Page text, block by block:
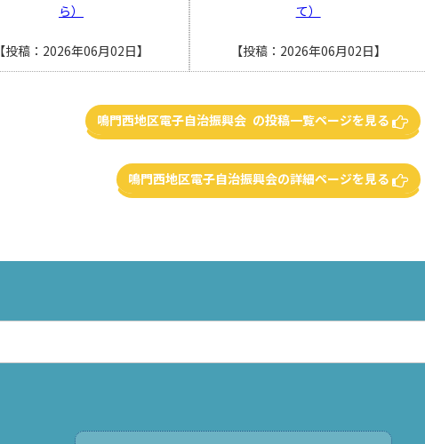
ら）
【投稿：2026年06月02日】
て）
【投稿：2026年06月02日】
鳴門西地区電子自治振興会 の投稿一覧ページを見る
鳴門西地区電子自治振興会の詳細ページを見る